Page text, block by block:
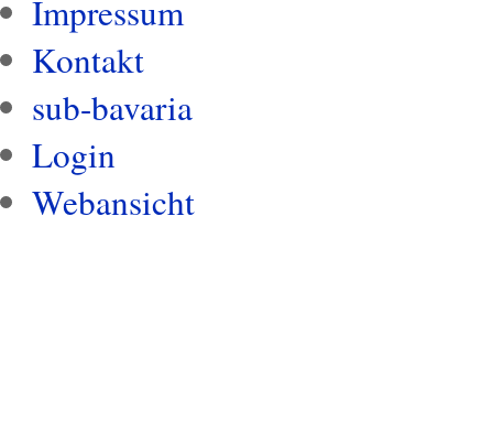
Impressum
Kontakt
sub-bavaria
Login
Webansicht